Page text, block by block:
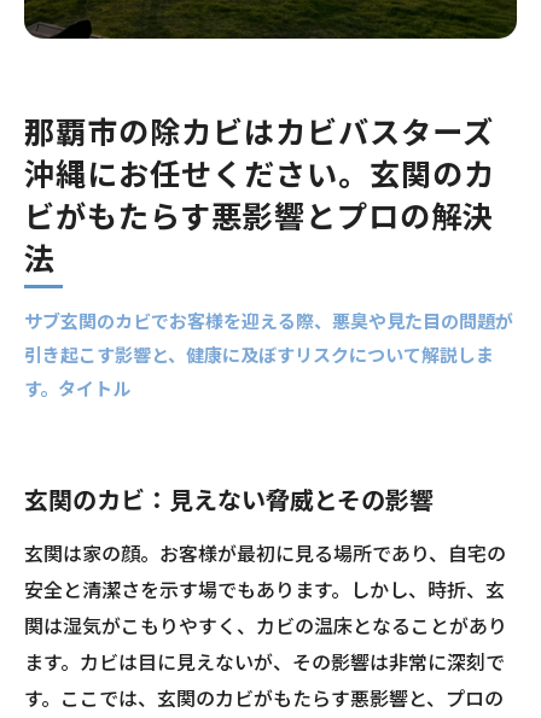
那覇市の除カビはカビバスターズ
沖縄にお任せください。玄関のカ
ビがもたらす悪影響とプロの解決
法
サブ玄関のカビでお客様を迎える際、悪臭や見た目の問題が
引き起こす影響と、健康に及ぼすリスクについて解説しま
す。タイトル
玄関のカビ：見えない脅威とその影響
玄関は家の顔。お客様が最初に見る場所であり、自宅の
安全と清潔さを示す場でもあります。しかし、時折、玄
関は湿気がこもりやすく、カビの温床となることがあり
ます。カビは目に見えないが、その影響は非常に深刻で
す。ここでは、玄関のカビがもたらす悪影響と、プロの